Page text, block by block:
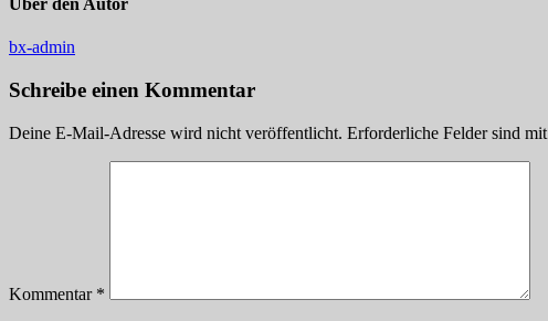
Über den Autor
bx-admin
Schreibe einen Kommentar
Deine E-Mail-Adresse wird nicht veröffentlicht. Erforderliche Felder sind mit
Kommentar *